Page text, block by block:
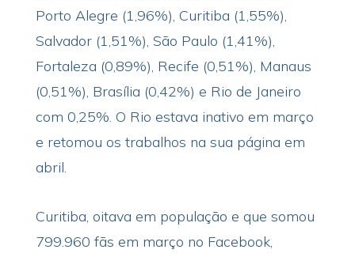
Porto Alegre (1,96%), Curitiba (1,55%),
Salvador (1,51%), São Paulo (1,41%),
Fortaleza (0,89%), Recife (0,51%), Manaus
(0,51%), Brasília (0,42%) e Rio de Janeiro
com 0,25%. O Rio estava inativo em março
e retomou os trabalhos na sua página em
abril.
Curitiba, oitava em população e que somou
799.960 fãs em março no Facebook,